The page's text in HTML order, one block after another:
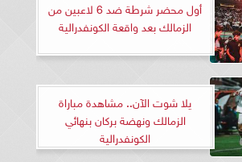
أول محضر شرطة ضد 6 لاعبين من
الزمالك بعد واقعة الكونفدرالية
يلا شوت الآن.. مشاهدة مباراة
الزمالك ونهضة بركان بنهائي
الكونفدرالية